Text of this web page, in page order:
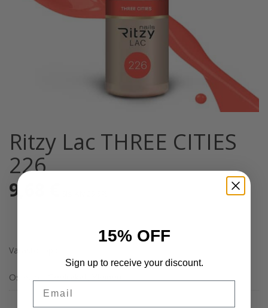
Ritzy Lac THREE CITIES
226
9,68
Varasto loppu
Osastot:
15% OFF
Sign up to receive your discount.